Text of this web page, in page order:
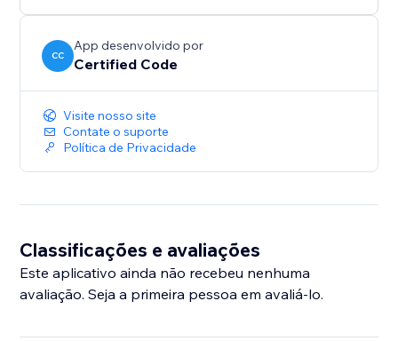
CC
App desenvolvido por
Certified Code
Visite nosso site
Contate o suporte
Política de Privacidade
Classificações e avaliações
Este aplicativo ainda não recebeu nenhuma
avaliação. Seja a primeira pessoa em avaliá-lo.